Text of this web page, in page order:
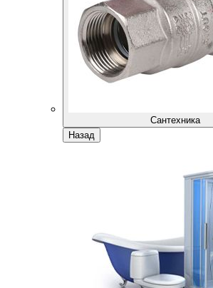
Сантехника
Назад